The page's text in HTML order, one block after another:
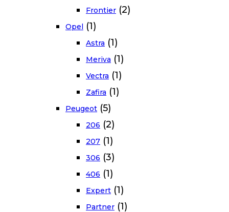
Frontier (2)
Opel (1)
Astra (1)
Meriva (1)
Vectra (1)
Zafira (1)
Peugeot (5)
206 (2)
207 (1)
306 (3)
406 (1)
Expert (1)
Partner (1)